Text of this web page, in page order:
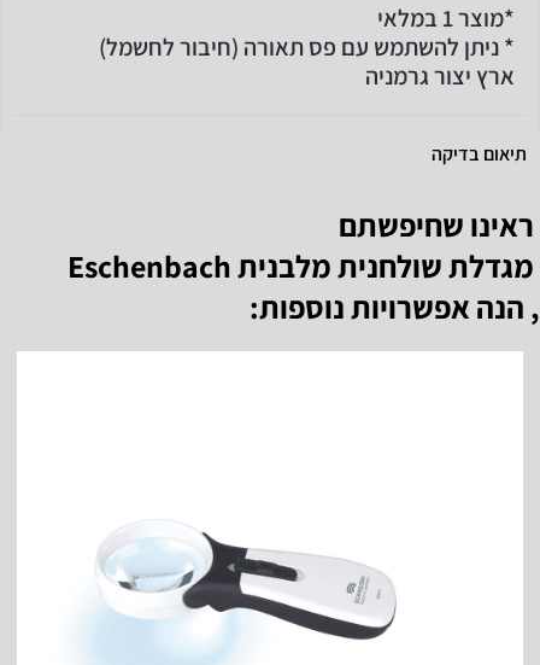
*מוצר 1 במלאי
* ניתן להשתמש עם פס תאורה (חיבור לחשמל)
ארץ יצור גרמניה
תיאום בדיקה
ראינו שחיפשתם
מגדלת שולחנית מלבנית Eschenbach
, הנה אפשרויות נוספות: